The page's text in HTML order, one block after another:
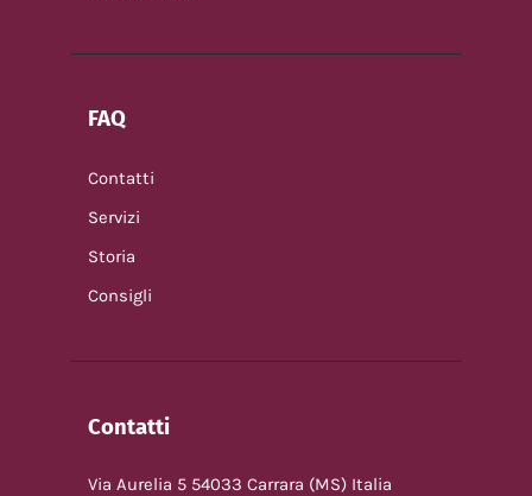
FAQ
Contatti
Servizi
Storia
Consigli
Contatti
Via Aurelia 5 54033 Carrara (MS) Italia